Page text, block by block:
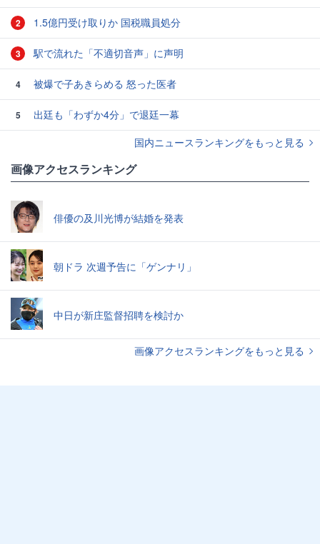
2 1.5億円受け取りか 国税職員処分
3 駅で流れた「不適切音声」に声明
4 被爆で子あきらめる 怒った医者
5
出廷も「わずか4分」で退廷一幕
国内ニュースランキングをもっと見る
画像アクセスランキング
俳優の及川光博が結婚を発表
朝ドラ 次週予告に「ゲンナリ」
中日が新庄監督招聘を検討か
画像アクセスランキングをもっと見る